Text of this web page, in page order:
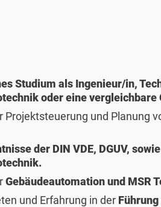
Studium als Ingenieur/in,
oder eine
Projektsteuerung und Planung
der DIN VDE, DGUV,
Gebäudeautomation und MSR
und Erfahrung in der